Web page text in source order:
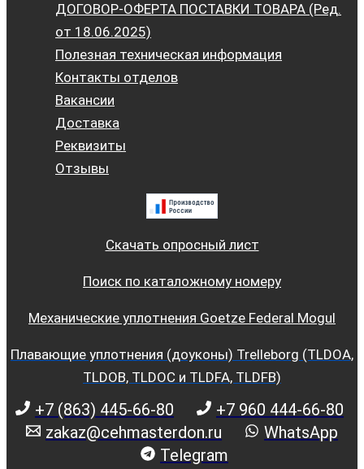
ДОГОВОР-ОФЕРТА ПОСТАВКИ ТОВАРА (Ред.
от 18.06.2025)
Полезная техническая информация
Контакты отделов
Вакансии
Доставка
Реквизиты
Отзывы
Скачать опросный лист
Поиск по каталожному номеру
Механические уплотнения Goetze Federal Mogul
Плавающие уплотнения (доуконы) Trelleborg (TLDOA,
TLDOB, TLDOC и TLDFA, TLDFB)
+7 (863) 445-66-80
+7 960 444-66-80
zakaz@cehmasterdon.ru
WhatsApp
Telegram